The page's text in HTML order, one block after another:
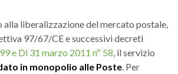
alla liberalizzazione del mercato postale,
97/67/CE e successivi decreti
e Dl 31 marzo 2011 nº 58 , il servizio
in monopolio alle Poste . Per